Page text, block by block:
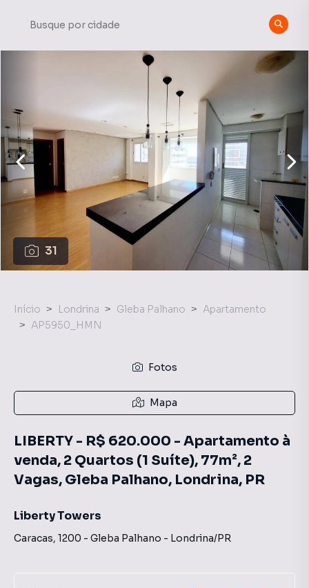
31
Início Londrina Gleba Palhano
Apartamento
AP5950_HMN
Fotos
Mapa
LIBERTY - R$ 620.000 - Apartamento à
venda, 2 Quartos (1 Suíte), 77m², 2
Vagas, Gleba Palhano, Londrina, PR
Liberty Towers
Caracas, 1200 - Gleba Palhano - Londrina/PR